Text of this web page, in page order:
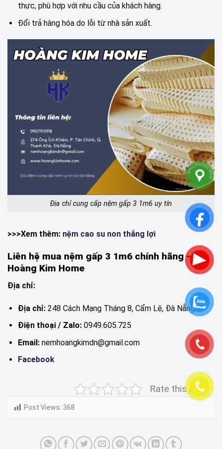
thực, phù hợp với nhu cầu của khách hàng.
Đổi trả hàng hóa do lỗi từ nhà sản xuất.
Địa chỉ cung cấp nệm gấp 3 1m6 uy tín
>>>Xem thêm: nệm cao su non thắng lợi
Liên hệ mua nệm gấp 3 1m6 chính hãng –
Hoàng Kim Home
Địa chỉ:
Địa chỉ: 248 Cách Mạng Tháng 8, Cẩm Lệ, Đà Nẵng
Điện thoại / Zalo: 0949.605.725
Email:nemhoangkimdn@gmail.com
Facebook
Rate this post
Post Views: 368